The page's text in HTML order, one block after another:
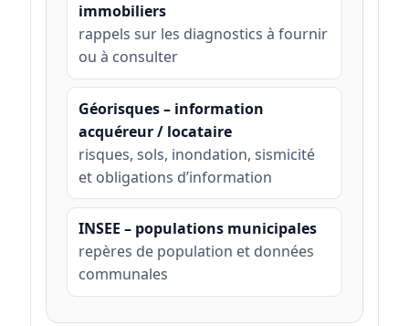
immobiliers
rappels sur les diagnostics à fournir
ou à consulter
Géorisques – information
acquéreur / locataire
risques, sols, inondation, sismicité
et obligations d’information
INSEE – populations municipales
repères de population et données
communales